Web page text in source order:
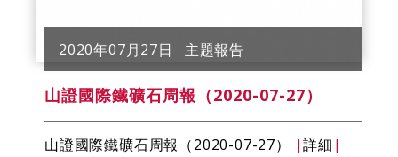
2020年07月27日 主題報告
山證國際鐵礦石​​周報（2020-07-27）
山證國際鐵礦石​​周報（2020-07-27） |詳細 |